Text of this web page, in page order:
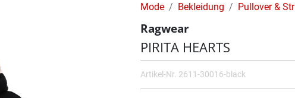
Mode Bekleidung Pullover &
Ragwear
PIRITA HEARTS
Artikel-Nr. 2611-30016-black